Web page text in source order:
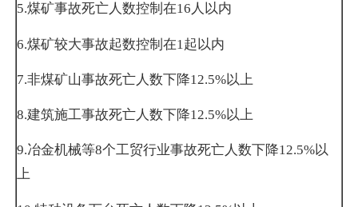
5.煤矿事故死亡人数控制在16 人以内
6.煤矿较大事故起数控制在1 起以内
7.非煤矿山事故死亡人数下降12.5%以上
8.建筑施工事故死亡人数下降12.5%以上
9.冶金机械等8个工贸行业事故死亡人数下降12.5%以
上